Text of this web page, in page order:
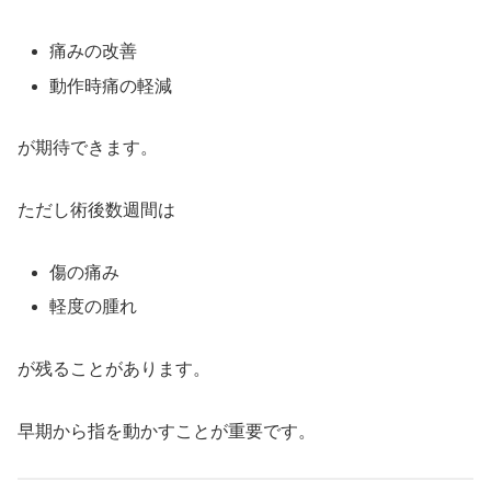
痛みの改善
動作時痛の軽減
が期待できます。
ただし術後数週間は
傷の痛み
軽度の腫れ
が残ることがあります。
早期から指を動かすことが重要です。